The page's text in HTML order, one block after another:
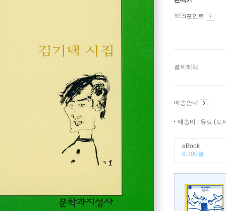
YES포인트
결제혜택
배송안내
배송비 : 유료 (도
eBook
6,300원